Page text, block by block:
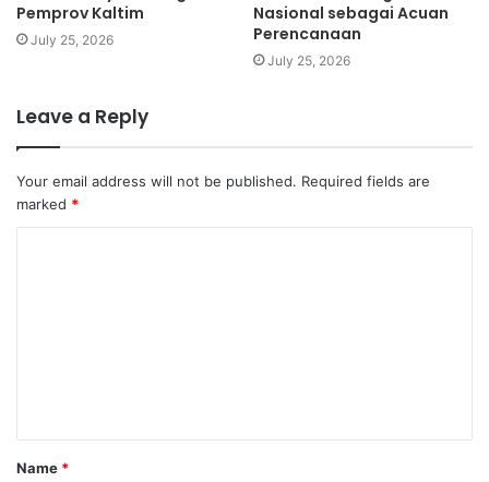
Pemprov Kaltim
July 25, 2026
Nasional sebagai Acuan
Perencanaan
July 25, 2026
Leave a Reply
Your email address will not be published. Required fields are
marked *
Name *